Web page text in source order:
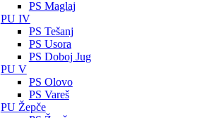
PS Maglaj
PU IV
PS Tešanj
PS Usora
PS Doboj Jug
PU V
PS Olovo
PS Vareš
PU Žepče